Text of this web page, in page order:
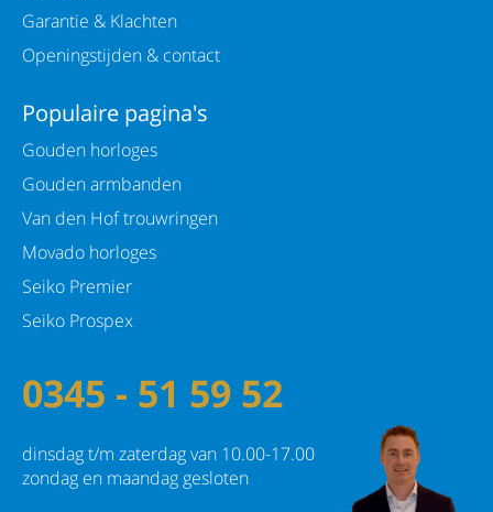
Garantie & Klachten
Openingstijden & contact
Populaire pagina's
Gouden horloges
Gouden armbanden
Van den Hof trouwringen
Movado horloges
Seiko Premier
Seiko Prospex
0345 - 51 59 52
dinsdag t/m zaterdag van 10.00-17.00
zondag en maandag gesloten